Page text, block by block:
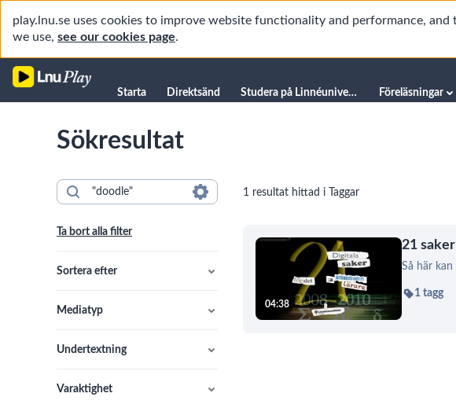
play.lnu.se uses cookies to improve website functionality and performance,
we use, see our cookies page.
Starta
Forskning
Manualer
Kanaler
Starta Direktsänd Studera på Linnéuniversitetet Föreläsningar
Sökresultat
Ta bort alla filter
Sortera efter
Mediatyp
Undertextning
Varaktighet
1 resultat hittad i Taggar
04:38
21
Så här
1 tagg